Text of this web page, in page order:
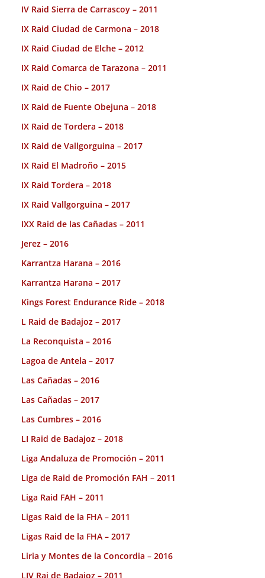
IV Raid Sierra de Carrascoy – 2011
IX Raid Ciudad de Carmona – 2018
IX Raid Ciudad de Elche – 2012
IX Raid Comarca de Tarazona – 2011
IX Raid de Chio – 2017
IX Raid de Fuente Obejuna – 2018
IX Raid de Tordera – 2018
IX Raid de Vallgorguina – 2017
IX Raid El Madroño – 2015
IX Raid Tordera – 2018
IX Raid Vallgorguina – 2017
IXX Raid de las Cañadas – 2011
Jerez – 2016
Karrantza Harana – 2016
Karrantza Harana – 2017
Kings Forest Endurance Ride – 2018
L Raid de Badajoz – 2017
La Reconquista – 2016
Lagoa de Antela – 2017
Las Cañadas – 2016
Las Cañadas – 2017
Las Cumbres – 2016
LI Raid de Badajoz – 2018
Liga Andaluza de Promoción – 2011
Liga de Raid de Promoción FAH – 2011
Liga Raid FAH – 2011
Ligas Raid de la FHA – 2011
Ligas Raid de la FHA – 2017
Liria y Montes de la Concordia – 2016
LIV Rai de Badajoz – 2011